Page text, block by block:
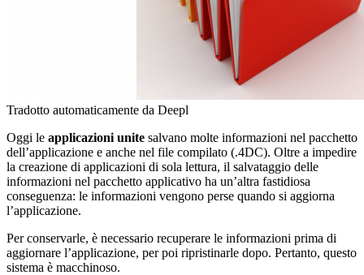
Tradotto automaticamente da Deepl
Oggi le applicazioni unite salvano molte informazioni nel pacchetto
dell’applicazione e anche nel file compilato (.4DC). Oltre a impedire
la creazione di applicazioni di sola lettura, il salvataggio delle
informazioni nel pacchetto applicativo ha un’altra fastidiosa
conseguenza: le informazioni vengono perse quando si aggiorna
l’applicazione.
Per conservarle, è necessario recuperare le informazioni prima di
aggiornare l’applicazione, per poi ripristinarle dopo. Pertanto, questo
sistema è macchinoso.